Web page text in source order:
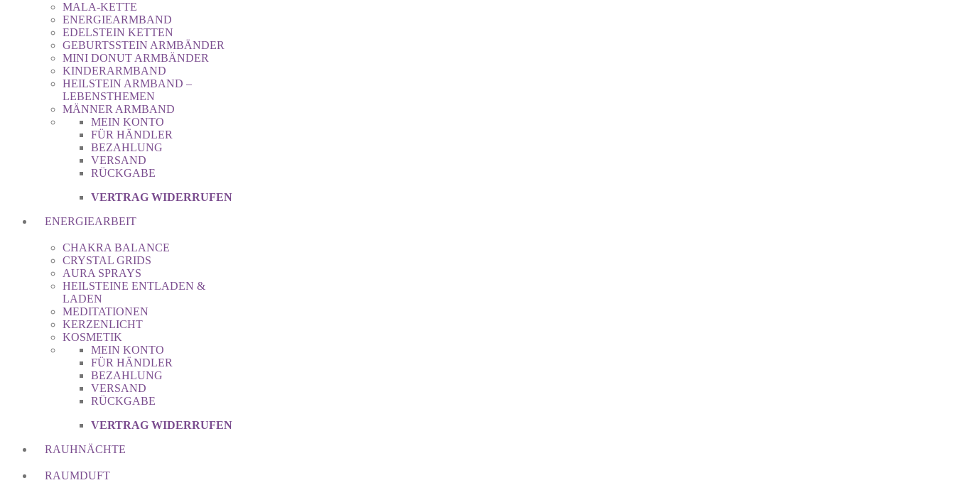
MALA-KETTE
ENERGIEARMBAND
EDELSTEIN KETTEN
GEBURTSSTEIN ARMBÄNDER
MINI DONUT ARMBÄNDER
KINDERARMBAND
HEILSTEIN ARMBAND –
LEBENSTHEMEN
MÄNNER ARMBAND
MEIN KONTO
FÜR HÄNDLER
BEZAHLUNG
VERSAND
RÜCKGABE
VERTRAG WIDERRUFEN
ENERGIEARBEIT
CHAKRA BALANCE
CRYSTAL GRIDS
AURA SPRAYS
HEILSTEINE ENTLADEN &
LADEN
MEDITATIONEN
KERZENLICHT
KOSMETIK
MEIN KONTO
FÜR HÄNDLER
BEZAHLUNG
VERSAND
RÜCKGABE
VERTRAG WIDERRUFEN
RAUHNÄCHTE
RAUMDUFT